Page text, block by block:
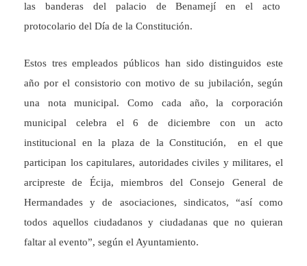
las banderas del palacio de Benamejí en el acto
protocolario del Día de la Constitución.
Estos tres empleados públicos han sido distinguidos este
año por el consistorio con motivo de su jubilación, según
una nota municipal. Como cada año, la corporación
municipal celebra el 6 de diciembre con un acto
institucional en la plaza de la Constitución, en el que
participan los capitulares, autoridades civiles y militares, el
arcipreste de Écija, miembros del Consejo General de
Hermandades y de asociaciones, sindicatos, “así como
todos aquellos ciudadanos y ciudadanas que no quieran
faltar al evento”, según el Ayuntamiento.